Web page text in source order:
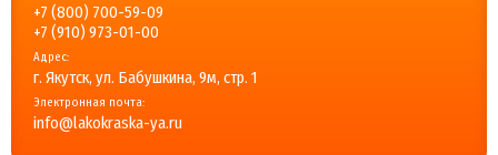
+7 (800) 700-59-09
+7 (910) 973-01-00
Адрес:
г. Якутск, ул. Бабушкина, 9м, стр. 1
Электронная почта:
info@lakokraska-ya.ru